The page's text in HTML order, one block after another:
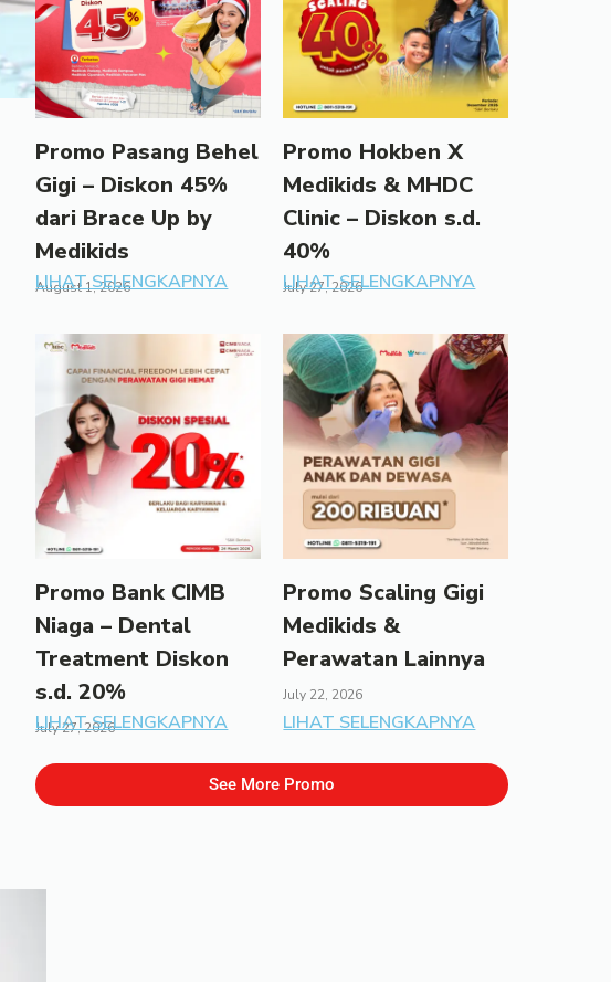
Promo Pasang Behel
Gigi – Diskon 45%
dari Brace Up by
Medikids
August 1, 2026
LIHAT SELENGKAPNYA
Promo Hokben X
Medikids & MHDC
Clinic – Diskon s.d.
40%
July 27, 2026
LIHAT SELENGKAPNYA
Promo Bank CIMB
Niaga – Dental
Treatment Diskon
s.d. 20%
July 27, 2026
LIHAT SELENGKAPNYA
Promo Scaling Gigi
Medikids &
Perawatan Lainnya
July 22, 2026
LIHAT SELENGKAPNYA
See More Promo